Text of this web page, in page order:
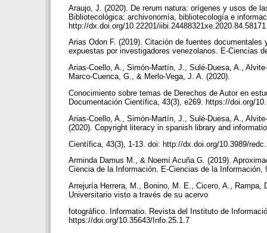
Araujo, J. (2020). De rerum natura: orígenes y usos de
Bibliotecológica: archivonomía, bibliotecología e
http://dx.doi.org/10.22201/
Arias Odon F. (2019). Citación de fuentes
expuestas por investigadores venezolanos. E-Ciencias
Arias-Coello, A., Simón-Martín, J., Sulé-Duesa, A.,
Marco-Cuenca, G., & Merlo-Vega, J. A. (2020).
Conocimiento sobre temas de Derechos de Autor en
Documentación Científica, 43(3), e269. https://doi.org/
Arias-Coello, A., Simón-Martín, J., Sulé-Duesa, A.,
(2020). Copyright literacy in spanish library and
Científica, 43(3), 1-13. doi: http://dx.doi.org/10.3989/
Arminda Damus M., & Noemí Acuña G. (2019).
Ciencia de la Información. E-Ciencias de la
Arrejuría Herrera, M., Bonino, M. E., Cicero, A.,
Universitario visto a través de su acervo
fotográfico. Informatio. Revista del Instituto de
https://doi.org/10.35643/Info.25.1.7